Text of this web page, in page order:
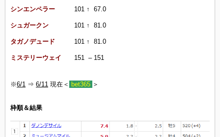
シンエンペラー 101 ↑ 67.0
シュガークン 101 ↑ 81.0
タガノデュード 101 ↑ 81.0
ミステリーウェイ 151 – 151
※6/1 ⇒ 6/11 現在＜ bet365 ＞
枠順＆結果